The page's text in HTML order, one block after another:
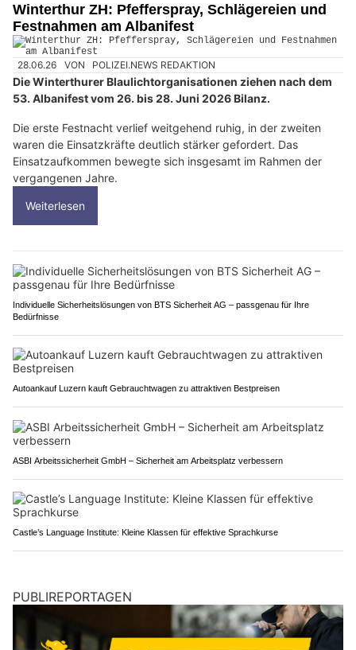
Winterthur ZH: Pfefferspray, Schlägereien und
Festnahmen am Albanifest
28.06.26 VON POLIZEI.NEWS REDAKTION
Die Winterthurer Blaulichtorganisationen ziehen nach dem
53. Albanifest vom 26. bis 28. Juni 2026 Bilanz.
Die erste Festnacht verlief weitgehend ruhig, in der zweiten
waren die Einsatzkräfte deutlich stärker gefordert. Das
Einsatzaufkommen bewegte sich insgesamt im Rahmen der
vergangenen Jahre.
Weiterlesen
Individuelle Sicherheitslösungen von BTS Sicherheit AG – passgenau für Ihre
Bedürfnisse
Autoankauf Luzern kauft Gebrauchtwagen zu attraktiven Bestpreisen
ASBI Arbeitssicherheit GmbH – Sicherheit am Arbeitsplatz verbessern
Castle’s Language Institute: Kleine Klassen für effektive Sprachkurse
PUBLIREPORTAGEN